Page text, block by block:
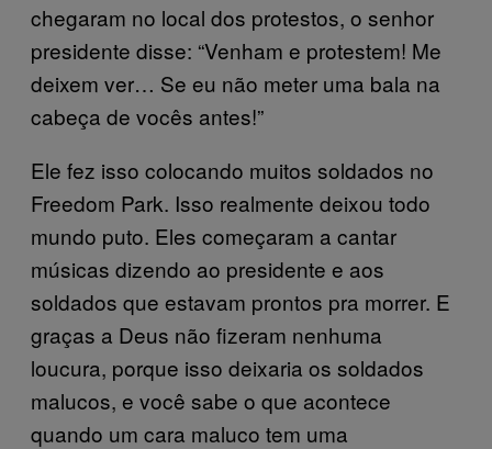
chegaram no local dos protestos, o senhor
presidente disse: “Venham e protestem! Me
deixem ver… Se eu não meter uma bala na
cabeça de vocês antes!”
Ele fez isso colocando muitos soldados no
Freedom Park. Isso realmente deixou todo
mundo puto. Eles começaram a cantar
músicas dizendo ao presidente e aos
soldados que estavam prontos pra morrer. E
graças a Deus não fizeram nenhuma
loucura, porque isso deixaria os soldados
malucos, e você sabe o que acontece
quando um cara maluco tem uma